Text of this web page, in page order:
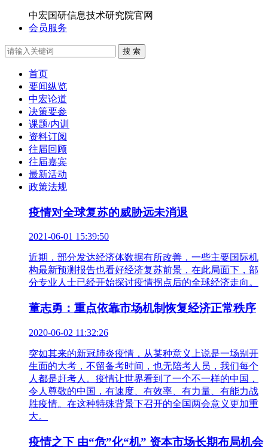
中宏国研信息技术研究院官网
会员服务
搜 索
首页
要闻纵览
中宏论道
决策要参
课题/内训
资料订阅
往届回顾
往届嘉宾
最新活动
政策法规
疫情对全球复苏的威胁远未消退
2021-06-01 15:39:50
近期，部分发达经济体数据有所改善，一些主要国际机
构最新预测报告也看好经济复苏前景，在此局面下，部
分专业人士已经开始探讨疫情拐点后的全球经济走向。
董志勇：重点依靠市场机制恢复经济正常秩序
2020-06-02 11:32:26
突如其来的新冠肺炎疫情，从某种意义上说是一场别开
生面的大考，不留备考时间，也无陪考人员，我们每个
人都是赶考人。疫情让世界看到了一个不一样的中国，
令人尊敬的中国，有速度、有效率、有力量、有能力战
胜疫情。在这种特殊背景下召开的全国两会意义更加重
大。
疫情之下 由“危”化“机” 资本市场长期布局机会